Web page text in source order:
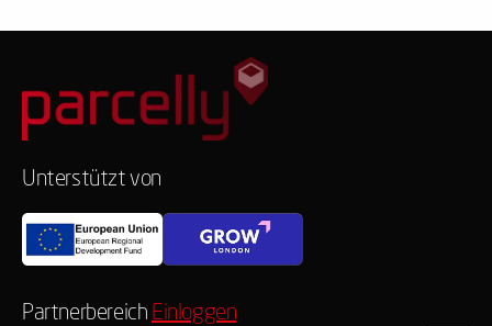
Unterstützt von
Partnerbereich Einloggen